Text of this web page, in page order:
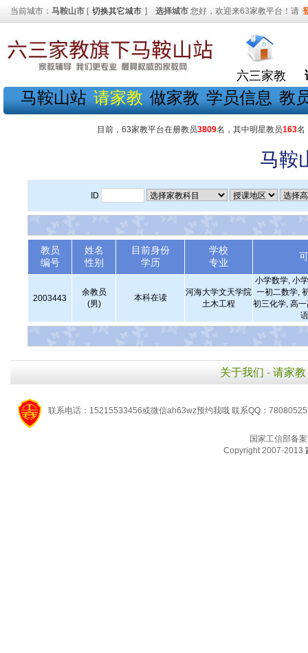
当前城市： 马鞍山市 [ 切换其它城市 ] 选择城市 您好，欢迎来63家教平台！请
六三家教
马鞍山站 请家教 做家教 学员信息 教
目前，63家教平台在册教员3809名，其中明星教员163名
马鞍
ID
教员
编号
姓名
性别
目前身份
学历
学校
专业
2003443
余教员
(男)
本科在读
河海大学文天学院
土木工程
小学数学, 小
一初二数学,
初三化学, 高
关于我们 - 请家教
联系电话：15215533456或微信ah63wz预约我哦 联系QQ：
国家工信部备
Copyright 2007-2013